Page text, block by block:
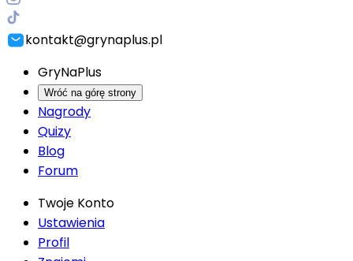
kontakt@grynaplus.pl
GryNaPlus
Wróć na górę strony
Nagrody
Quizy
Blog
Forum
Twoje Konto
Ustawienia
Profil